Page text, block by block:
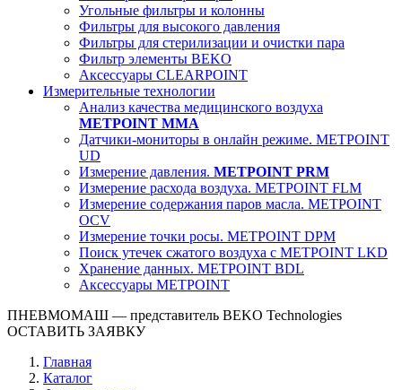
Угольные фильтры и колонны
Фильтры для высокого давления
Фильтры для стерилизации и очистки пара
Фильтр элементы BEKO
Аксессуары CLEARPOINT
Измерительные технологии
Анализ качества медицинского воздуха
METPOINT MMA
Датчики-мониторы в онлайн режиме. METPOINT
UD
Измерение давления. METPOINT PRM
Измерение расхода воздуха. METPOINT FLM
Измерение содержания паров масла. METPOINT
OCV
Измерение точки росы. METPOINT DPM
Поиск утечек сжатого воздуха с METPOINT LKD
Хранение данных. METPOINT BDL
Аксессуары METPOINT
ПНЕВМОМАШ — представитель BEKO Technologies
ОСТАВИТЬ ЗАЯВКУ
Главная
Каталог